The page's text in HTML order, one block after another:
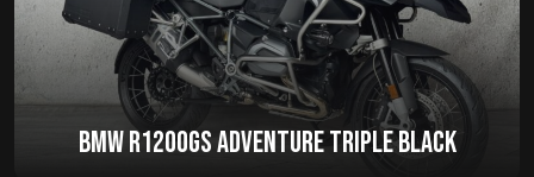
BMW R1200GS ADVENTURE TRIPLE BLACK